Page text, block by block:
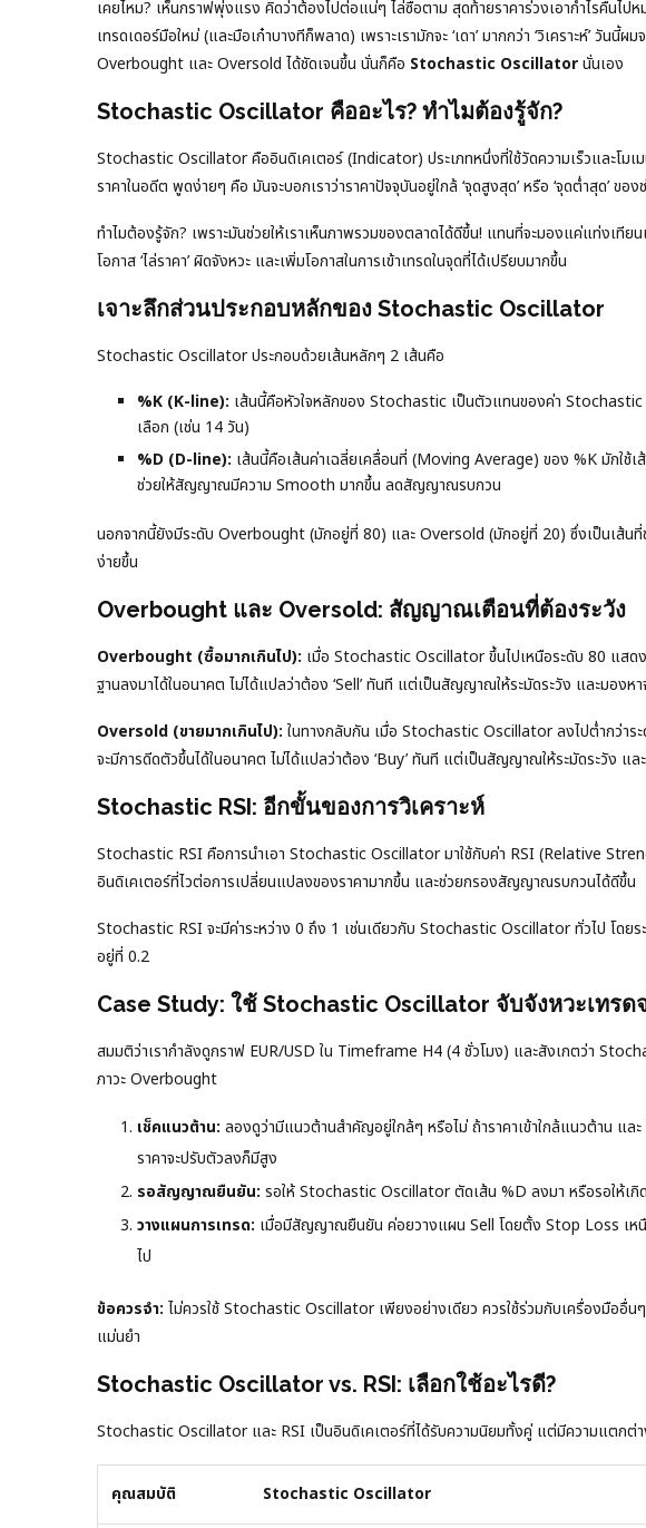
เคยไหม? เห็นกราฟพุ่งแรง คิดว่าต้องไปต่อแน่ๆ ไล่ซื้อตาม สุดท้ายราคาร่วงเอากำไรคืนไป
เทรดเดอร์มือใหม่ (และมือเก๋าบางทีก็พลาด) เพราะเรามักจะ ‘เดา’ มากกว่า ‘วิเคราะห์’ วันนี้ผ
Overbought และ Oversold ได้ชัดเจนขึ้น นั่นก็คือ Stochastic Oscillatorนั่นเอง
Stochastic Oscillator คืออะไร? ทำไมต้องรู้จัก?
Stochastic Oscillator คืออินดิเคเตอร์ (Indicator) ประเภทหนึ่งที่ใช้วัดความเร็วและโมเ
ราคาในอดีต พูดง่ายๆ คือ มันจะบอกเราว่าราคาปัจจุบันอยู่ใกล้ ‘จุดสูงสุด’ หรือ ‘จุดต่ำสุด’ ขอ
ทำไมต้องรู้จัก? เพราะมันช่วยให้เราเห็นภาพรวมของตลาดได้ดีขึ้น! แทนที่จะมองแค่แท่งเทีย
โอกาส ‘ไล่ราคา’ ผิดจังหวะ และเพิ่มโอกาสในการเข้าเทรดในจุดที่ได้เปรียบมากขึ้น
เจาะลึกส่วนประกอบหลักของ Stochastic Oscillator
Stochastic Oscillator ประกอบด้วยเส้นหลักๆ 2 เส้นคือ
%K (K-line): เส้นนี้คือหัวใจหลักของ Stochastic เป็นตัวแทนของค่า
เลือก (เช่น 14 วัน)
%D (D-line): เส้นนี้คือเส้นค่าเฉลี่ยเคลื่อนที่ (Moving Average) ของ %K มักใ
ช่วยให้สัญญาณมีความ Smooth มากขึ้น ลดสัญญาณรบกวน
นอกจากนี้ยังมีระดับ Overbought (มักอยู่ที่ 80) และ Oversold (มักอยู่ที่ 20) ซึ่งเป็นเส้นที่ช่
ง่ายขึ้น
Overbought และ Oversold: สัญญาณเตือนที่ต้องระวัง
Overbought (ซื้อมากเกินไป): เมื่อ Stochastic Oscillator ขึ้นไปเหนือระดับ 80 แสดงว่
ฐานลงมาได้ในอนาคต ไม่ได้แปลว่าต้อง ‘Sell’ ทันที แต่เป็นสัญญาณให้ระมัดระวัง และมองหา
Oversold (ขายมากเกินไป):ในทางกลับกัน เมื่อ Stochastic Oscillator ลงไปต่ำกว่าระ
จะมีการดีดตัวขึ้นได้ในอนาคต ไม่ได้แปลว่าต้อง ‘Buy’ ทันที แต่เป็นสัญญาณให้ระมัดระวัง แล
Stochastic RSI: อีกขั้นของการวิเคราะห์
Stochastic RSI คือการนำเอา Stochastic Oscillator มาใช้กับค่า RSI (Relative
อินดิเคเตอร์ที่ไวต่อการเปลี่ยนแปลงของราคามากขึ้น และช่วยกรองสัญญาณรบกวนได้ดีขึ้น
Stochastic RSI จะมีค่าระหว่าง 0 ถึง 1 เช่นเดียวกับ Stochastic Oscillator ทั่วไป โด
อยู่ที่ 0.2
Case Study: ใช้ Stochastic Oscillator จับจังหวะเทรด
สมมติว่าเรากำลังดูกราฟ EUR/USD ใน Timeframe H4 (4 ชั่วโมง) และสังเกตว่า
ภาวะ Overbought
เช็คแนวต้าน: ลองดูว่ามีแนวต้านสำคัญอยู่ใกล้ๆ หรือไม่ ถ้าราคาเข้าใกล้แนวต้าน
ราคาจะปรับตัวลงก็มีสูง
รอสัญญาณยืนยัน: รอให้ Stochastic Oscillator ตัดเส้น %D ลงมา หรือรอให้เ
วางแผนการเทรด: เมื่อมีสัญญาณยืนยัน ค่อยวางแผน Sell โดยตั้ง Stop Loss เ
ไป
ข้อควรจำ: ไม่ควรใช้ Stochastic Oscillator เพียงอย่างเดียว ควรใช้ร่วมกับเครื่องมืออื่
แม่นยำ
Stochastic Oscillator vs. RSI: เลือกใช้อะไรดี?
Stochastic Oscillator และ RSI เป็นอินดิเคเตอร์ที่ได้รับความนิยมทั้งคู่ แต่มีความแตกต่
คุณสมบัติ Stochastic Oscillator